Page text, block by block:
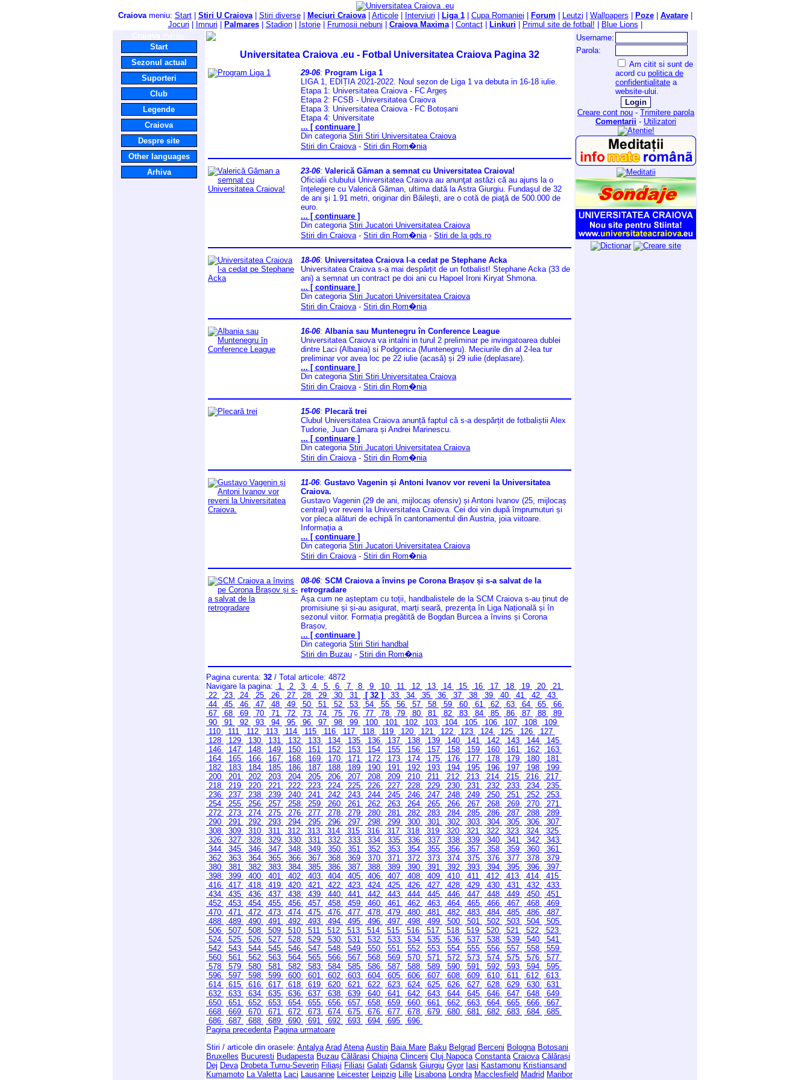
Craiovameniu: Start| Stiri U Craiova| Stiri diverse| Meciuri Craiova| Articole| Interviuri Liga 1| Cupa Romaniei Forum Leutzi Wallpapers Poze| Avatare|
Jocuri
Imnuri Palmares| Stadion| Istorie| Frumosii nebuni Craiova Maxima| Contact| Linkuri Primul site de fotbal! Blue Lions
Start
Sezonul actual
Suporteri
Club
Legende
Craiova
Despre site
Other languages
Arhiva
Universitatea Craiova .eu - Fotbal Universitatea Craiova Pagina 32
29-06: Program Liga 1
LIGA 1, EDIȚIA 2021-2022. Noul sezon de Liga 1 va debuta in 16-18 iulie.
Etapa 1: Universitatea Craiova - FC Argeș
Etapa 2: FCSB - Universitatea Craiova
Etapa 3: Universitatea Craiova - FC Botoșani
Etapa 4: Universitate
... [ continuare ]
Din categoria Stiri Stiri Universitatea Craiova
Stiri din Craiova- Stiri din Rom�nia
23-06: Valerică Găman a semnat cu Universitatea Craiova!
Oficialii clubului Universitatea Craiova au anunţat astăzi că au ajuns la o
înţelegere cu Valerică Găman, ultima dată la Astra Giurgiu. Fundaşul de 32
de ani şi 1.91 metri, originar din Băileşti, are o cotă de piaţă de 500.000 de
euro.
... [ continuare ]
Din categoria Stiri Jucatori Universitatea Craiova
Stiri din Craiova- Stiri din Rom�nia- Stiri de la gds.ro
18-06: Universitatea Craiova l-a cedat pe Stephane Acka
Universitatea Craiova s-a mai despărțit de un fotbalist! Stephane Acka (33 de
ani) a semnat un contract pe doi ani cu Hapoel Ironi Kiryat Shmona.
... [ continuare ]
Din categoria Stiri Jucatori Universitatea Craiova
Stiri din Craiova- Stiri din Rom�nia
16-06: Albania sau Muntenegru în Conference League
Universitatea Craiova va intalni in turul 2 preliminar pe invingatoarea dublei
dintre Laci (Albania) si Podgorica (Muntenegru). Meciurile din al 2-lea tur
preliminar vor avea loc pe 22 iulie (acasă) și 29 iulie (deplasare).
... [ continuare ]
Din categoria Stiri Stiri Universitatea Craiova
Stiri din Craiova- Stiri din Rom�nia
15-06: Plecară trei
Clubul Universitatea Craiova anunță faptul că s-a despărțit de fotbaliștii Alex
Tudorie, Juan Cámara și Andrei Marinescu.
... [ continuare ]
Din categoria Stiri Jucatori Universitatea Craiova
Stiri din Craiova- Stiri din Rom�nia
11-06: Gustavo Vagenin și Antoni Ivanov vor reveni la Universitatea
Craiova.
Gustavo Vagenin (29 de ani, mijlocaș ofensiv) și Antoni Ivanov (25, mijlocaș
central) vor reveni la Universitatea Craiova. Cei doi vin după împrumuturi și
vor pleca alături de echipă în cantonamentul din Austria, joia viitoare.
Informația a
... [ continuare ]
Din categoria Stiri Jucatori Universitatea Craiova
Stiri din Craiova- Stiri din Rom�nia
08-06: SCM Craiova a învins pe Corona Brașov și s-a salvat de la
retrogradare
Așa cum ne așteptam cu toții, handbalistele de la SCM Craiova s-au ținut de
promisiune și și-au asigurat, marți seară, prezența în Liga Națională și în
sezonul viitor. Formația pregătită de Bogdan Burcea a învins și Corona
Brașov,
... [ continuare ]
Din categoria Stiri Stiri handbal
Stiri din Buzau - Stiri din Rom�nia
Pagina curenta: 32 / Total articole: 4872
Navigare la pagina:
1 2 3 4 5 6 7 8 9 10 11 12 13 14 15 16 17 18 19 20
21
22
23 24 25 26 27 28 29 30 31 [ 32 ] 33 34 35 36 37 38 39 40 41 42
43
44
45 46 47 48 49 50 51 52 53 54 55 56 57 58 59 60 61 62 63 64 65
66
67
68 69 70 71 72 73 74 75 76 77 78 79 80 81 82 83 84 85 86 87 88
89
90
91 92 93 94 95 96 97 98 99 100 101 102 103 104 105 106 107 108
109
110
111 112 113 114 115 116 117 118 119 120 121 122 123 124 125 126
127
128
129 130 131 132 133 134 135 136 137 138 139 140 141 142 143 144
145
146
147 148 149 150 151 152 153 154 155 156 157 158 159 160 161 162
163
164
165 166 167 168 169 170 171 172 173 174 175 176 177 178 179 180
181
182
183 184 185 186 187 188 189 190 191 192 193 194 195 196 197 198
199
200
201 202 203 204 205 206 207 208 209 210 211 212 213 214 215 216
217
218
219 220 221 222 223 224 225 226 227 228 229 230 231 232 233 234
235
236
237 238 239 240 241 242 243 244 245 246 247 248 249 250 251 252
253
254
255 256 257 258 259 260 261 262 263 264 265 266 267 268 269 270
271
272
273 274 275 276 277 278 279 280 281 282 283 284 285 286 287 288
289
290
291 292 293 294 295 296 297 298 299 300 301 302 303 304 305 306
307
308
309 310 311 312 313 314 315 316 317 318 319 320 321 322 323 324
325
326
327 328 329 330 331 332 333 334 335 336 337 338 339 340 341 342
343
344
345 346 347 348 349 350 351 352 353 354 355 356 357 358 359 360
361
362
363 364 365 366 367 368 369 370 371 372 373 374 375 376 377 378
379
380
381 382 383 384 385 386 387 388 389 390 391 392 393 394 395 396
397
398
399 400 401 402 403 404 405 406 407 408 409 410 411 412 413 414
415
416
417 418 419 420 421 422 423 424 425 426 427 428 429 430 431 432
433
434
435 436 437 438 439 440 441 442 443 444 445 446 447 448 449 450
451
452
453 454 455 456 457 458 459 460 461 462 463 464 465 466 467 468
469
470
471 472 473 474 475 476 477 478 479 480 481 482 483 484 485 486
487
488
489 490 491 492 493 494 495 496 497 498 499 500 501 502 503 504
505
506
507 508 509 510 511 512 513 514 515 516 517 518 519 520 521 522
523
524
525 526 527 528 529 530 531 532 533 534 535 536 537 538 539 540
541
542
543 544 545 546 547 548 549 550 551 552 553 554 555 556 557 558
559
560
561 562 563 564 565 566 567 568 569 570 571 572 573 574 575 576
577
578
579 580 581 582 583 584 585 586 587 588 589 590 591 592 593 594
595
596
597 598 599 600 601 602 603 604 605 606 607 608 609 610 611 612
613
614
615 616 617 618 619 620 621 622 623 624 625 626 627 628 629 630
631
632
633 634 635 636 637 638 639 640 641 642 643 644 645 646 647 648
649
650
651 652 653 654 655 656 657 658 659 660 661 662 663 664 665 666
667
668
669 670 671 672 673 674 675 676 677 678 679 680 681 682 683 684
685
686
687 688 689 690 691 692 693 694 695
696
Pagina precedenta Pagina urmatoare
Stiri / articole din orasele: Antalya Arad Atena Austin Baia Mare Baku Belgrad Berceni Bologna Botosani
Bruxelles Bucuresti Budapesta Buzau Cãlãrasi Chiajna Clinceni Cluj Napoca Constanta Craiova Călărași
Dej Deva Drobeta Turnu-Severin Filiași Filiasi Galati Gdansk Giurgiu Gyor Iasi Kastamonu Kristiansand
Kumamoto
La Valetta Laci Lausanne Leicester Leipzig Lille Lisabona Londra Macclesfield Madrid Maribor
Username:
Parola:
Am citit si sunt de
acord cu politica de
confidentialitate a
website-ului.
Creare cont nou - Trimitere parola
Comentarii - Utilizatori